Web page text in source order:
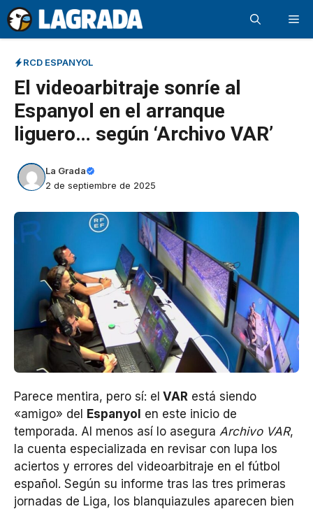
Saltar
al
contenido
RCD ESPANYOL
El videoarbitraje sonríe al
Espanyol en el arranque
liguero… según ‘Archivo VAR’
La Grada
2 de septiembre de 2025
Parece mentira, pero sí: el VAR está siendo
«amigo» del Espanyol en este inicio de
temporada. Al menos así lo asegura Archivo VAR,
la cuenta especializada en revisar con lupa los
aciertos y errores del videoarbitraje en el fútbol
español. Según su informe tras las tres primeras
jornadas de Liga, los blanquiazules aparecen bien